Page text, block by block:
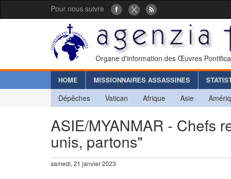
Pour nous suivre
Organe d'information des Œuvres
HOME MISSIONNAIRES ASSASSINES
Dépêches Vatican Afrique Asie
ASIE/MYANMAR - Chefs
unis, partons"
samedi, 21 janvier 2023